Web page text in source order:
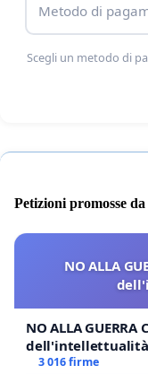
storia della
Santa Romana
Metodo di
Scegli un metodo di
Petizioni promosse
NO ALLA
NO ALLA GUERRA
3 016 firme